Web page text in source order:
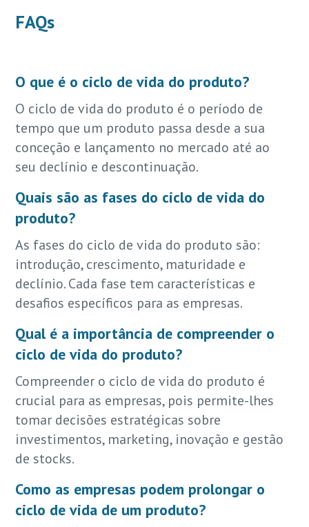
FAQs
O que é o ciclo de vida do produto?
O ciclo de vida do produto é o período de
tempo que um produto passa desde a sua
conceção e lançamento no mercado até ao
seu declínio e descontinuação.
Quais são as fases do ciclo de vida do
produto?
As fases do ciclo de vida do produto são:
introdução, crescimento, maturidade e
declínio. Cada fase tem características e
desafios específicos para as empresas.
Qual é a importância de compreender o
ciclo de vida do produto?
Compreender o ciclo de vida do produto é
crucial para as empresas, pois permite-lhes
tomar decisões estratégicas sobre
investimentos, marketing, inovação e gestão
de stocks.
Como as empresas podem prolongar o
ciclo de vida de um produto?